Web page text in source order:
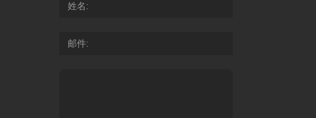
姓名
邮件